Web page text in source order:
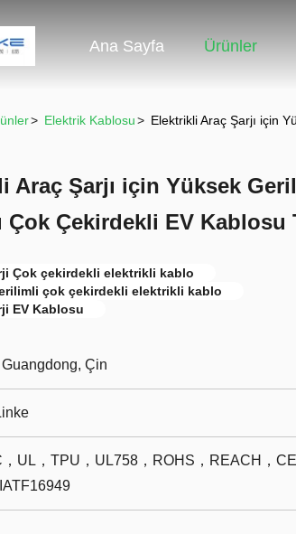
Ana Sayfa Ürünler
> Elektrik Kablosu> Elektrikli Araç Şarjı için
Araç Şarjı için Yüksek
Çok Çekirdekli EV Kablosu
Çok çekirdekli elektrikli kablo
çok çekirdekli elektrikli kablo
EV Kablosu
Guangdong, Çin
UL，TPU，UL758，ROHS，REACH，CE